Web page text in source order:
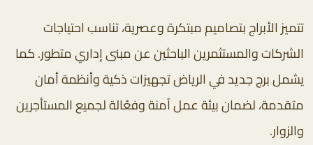
تتميز الأبراج بتصاميم مبتكرة وعصرية، تناسب احتياجات
الشركات والمستثمرين الباحثين عن مبنى إداري متطور. كما
يشمل برج جديد في الرياض تجهيزات ذكية وأنظمة أمان
متقدمة، لضمان بيئة عمل آمنة وفعّالة لجميع المستأجرين
والزوار.